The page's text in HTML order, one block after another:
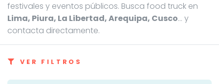
festivales y eventos públicos. Busca food truck en
Lima, Piura, La Libertad, Arequipa, Cusco… y
contacta directamente.
VER FILTROS